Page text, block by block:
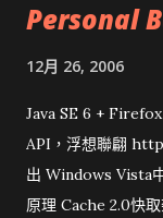
Personal
12月 26, 2006
Java SE 6 +
API，浮想聯翩
出 Windows Vista
原理 Cache 2.0快